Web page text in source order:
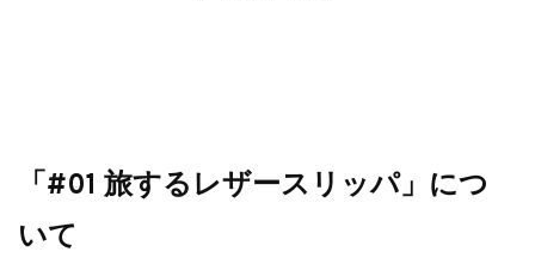
「#01 旅するレザースリッパ」につ
いて